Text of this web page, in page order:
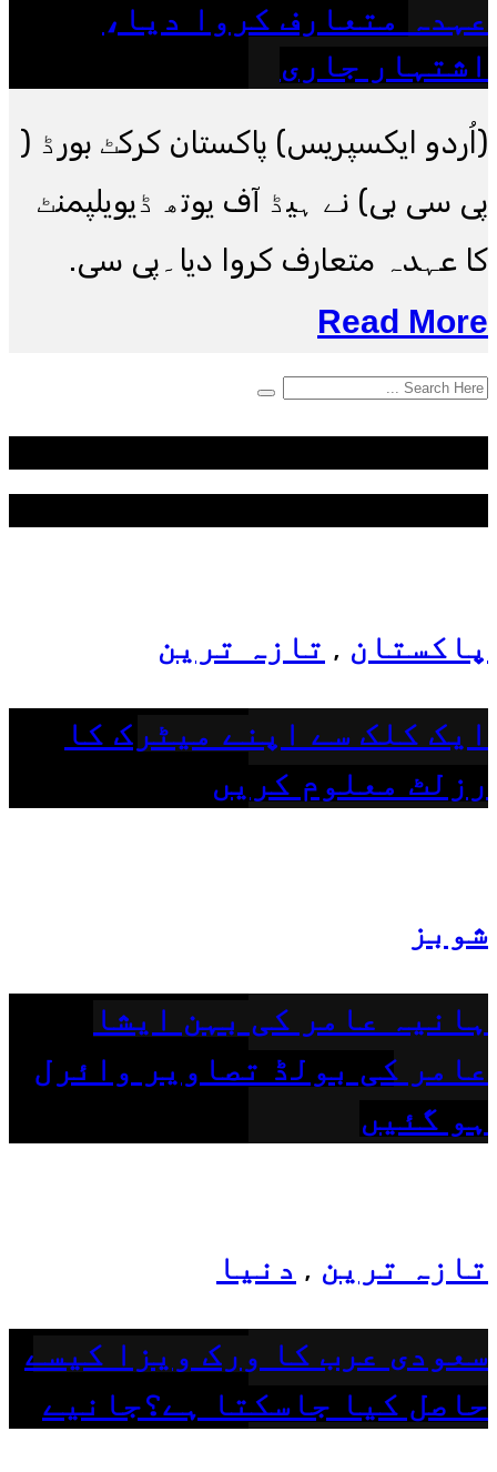
عہدہ متعارف کروا دیا،
اشتہار جاری
(اُردو ایکسپریس) پاکستان کرکٹ بورڈ (
پی سی بی) نے ہیڈ آف یوتھ ڈیویلپمنٹ
کا عہدہ متعارف کروا دیا۔پی سی.
Read More
پاکستان , تازہ ترین
ایک کلک سے اپنے میٹرک کا
رزلٹ معلوم کریں
شوبز
ہانیہ عامر کی بہن ایشا
عامر کی بولڈ تصاویر وائرل
ہو گئیں
تازہ ترین , دنیا
سعودی عرب کا ورک ویزا کیسے
حاصل کیا جاسکتا ہے؟جانیے